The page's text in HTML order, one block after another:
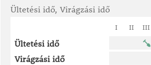
Ültetési idő, Virágzási idő
I II III
Ültetési idő
Virágzási idő